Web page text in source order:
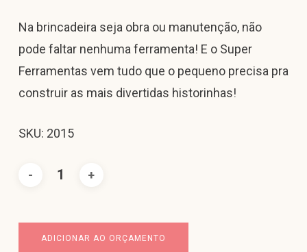
Na brincadeira seja obra ou manutenção, não
pode faltar nenhuma ferramenta! E o Super
Ferramentas vem tudo que o pequeno precisa pra
construir as mais divertidas historinhas!
SKU: 2015
ADICIONAR AO ORÇAMENTO